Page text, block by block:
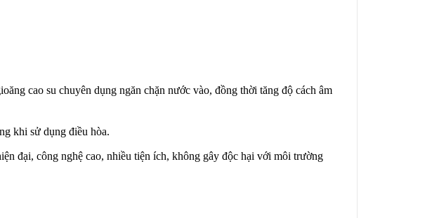
cao su chuyên dụng ngăn chặn nước vào, đồng thời tăng độ cách âm
khi sử dụng điều hòa.
đại, công nghệ cao, nhiều tiện ích, không gây độc hại với môi trường